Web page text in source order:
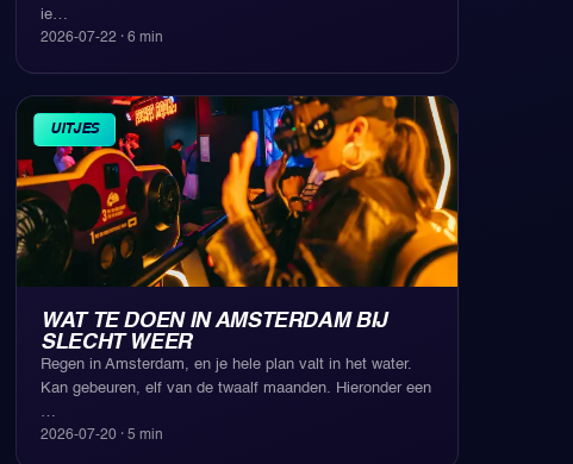
ie…
2026-07-22 · 6 min
UITJES
WAT TE DOEN IN AMSTERDAM BIJ
SLECHT WEER
Regen in Amsterdam, en je hele plan valt in het water.
Kan gebeuren, elf van de twaalf maanden. Hieronder een
…
2026-07-20 · 5 min